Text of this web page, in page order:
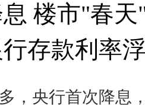
楼市"春天
存款利率
，央行首次降息